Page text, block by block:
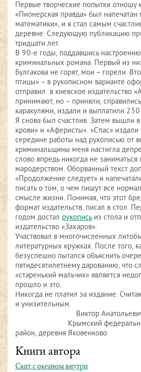
Первые творческие попытки отношу
«Пионерская правда» был
математики», и я стал самым
деревне. Следующую публикацию
тридцати лет.
В 90-е годы, поддавшись
криминальных романа. Первый из
Булгакова не горят, мои – горели.
птицы» – в рукописном варианте
отправил в киевское издательство
принимают, но – приняли,
каракулями, издали и выплатили
Я снова был счастлив. Затем вышли в
крови» и «Аферисты». «Спас»
середине работы над рукописью от
криминальщины меня настигла
слово впредь никогда не
мародерством. Оборванный текст
«Продолжение следует» и
писать о том, о чем пишут все
смысле жизни. Понимая, что этот
формат издательств, писал в стол.
годом достал рукописьиз стола и
издательство «Захаров».
Участвовал в многочисленных
литературных кружках. После того,
безуспешно пытался объяснить
пятидесятилетнему дарованию, что
«старенький мальчик» является
прошло и это.
Никогда не платил за издание.
и унизительным.
Виктор Анатольевич
Крымский федеральный
район, деревня Яковенково
Книги автора
Скит с океаном внутри